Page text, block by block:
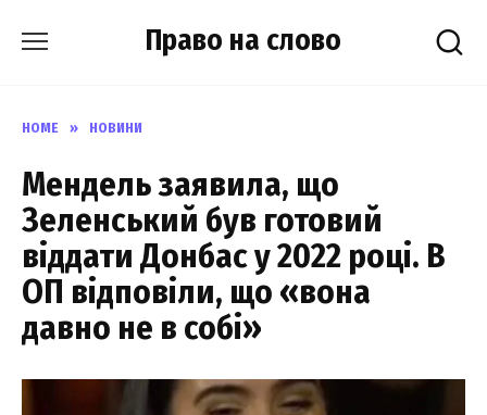
Право на слово
HOME » НОВИНИ
Мендель заявила, що
Зеленський був готовий
віддати Донбас у 2022 році. В
ОП відповіли, що «вона
давно не в собі»